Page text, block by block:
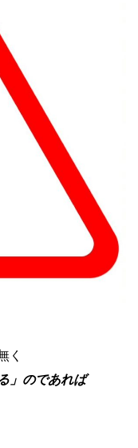
く
」のであれば